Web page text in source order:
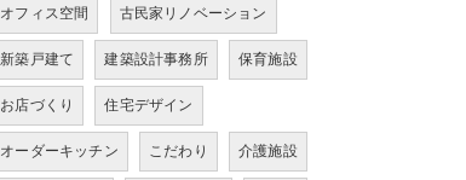
オフィス空間 古民家リノベーション
新築戸建て 建築設計事務所 保育施設
お店づくり 住宅デザイン
オーダーキッチン こだわり 介護施設